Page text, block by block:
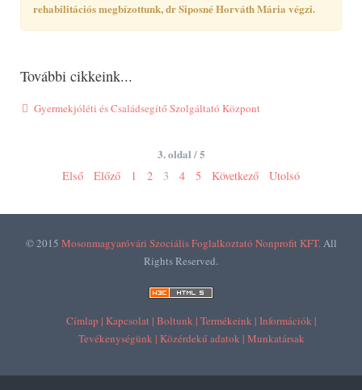
rehabilitációs megbízottunk, dr Siposné Horváth Mária végzi.
További cikkeink...
Gyermekjóléti és Családsegítő Szolgáltató Központ
3. oldal / 5
Első
Előző 1 2 3 4 5 Következő Utolsó
© 2015 Mosonmagyaróvári Szociális Foglalkoztató Nonprofit KFT.All
Rights Reserved.
Címlap | Kapcsolat | Boltunk | Termékeink | Információk |
Tevékenységünk | Közérdekű adatok | Munkatársak